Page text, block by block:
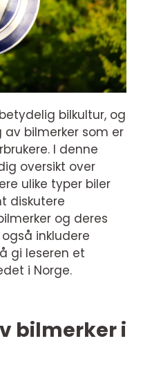
bilkultur, og
bilmerker som er
I denne
oversikt over
ulike typer biler
diskutere
og deres
inkludere
gi leseren et
i Norge.
bilmerker i